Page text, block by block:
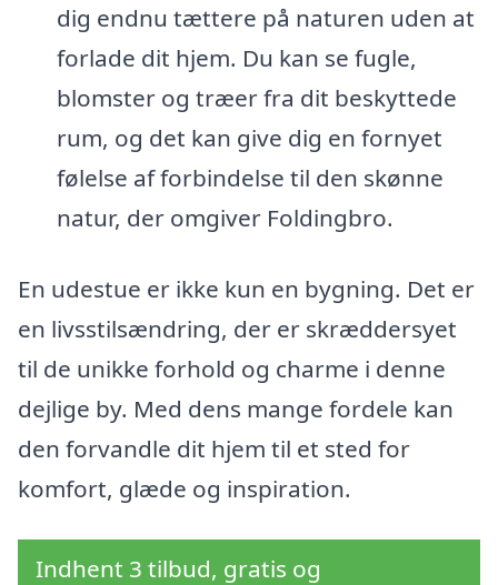
dig endnu tættere på naturen uden at
forlade dit hjem. Du kan se fugle,
blomster og træer fra dit beskyttede
rum, og det kan give dig en fornyet
følelse af forbindelse til den skønne
natur, der omgiver Foldingbro.
En udestue er ikke kun en bygning. Det er
en livsstilsændring, der er skræddersyet
til de unikke forhold og charme i denne
dejlige by. Med dens mange fordele kan
den forvandle dit hjem til et sted for
komfort, glæde og inspiration.
Indhent 3 tilbud, gratis og